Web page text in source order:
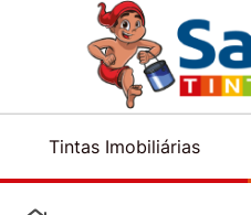
Tintas Imobiliárias